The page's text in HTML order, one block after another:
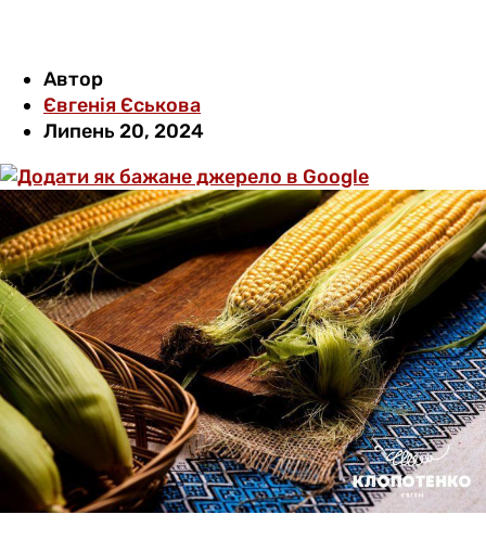
Автор
Євгенія Єськова
Липень 20, 2024